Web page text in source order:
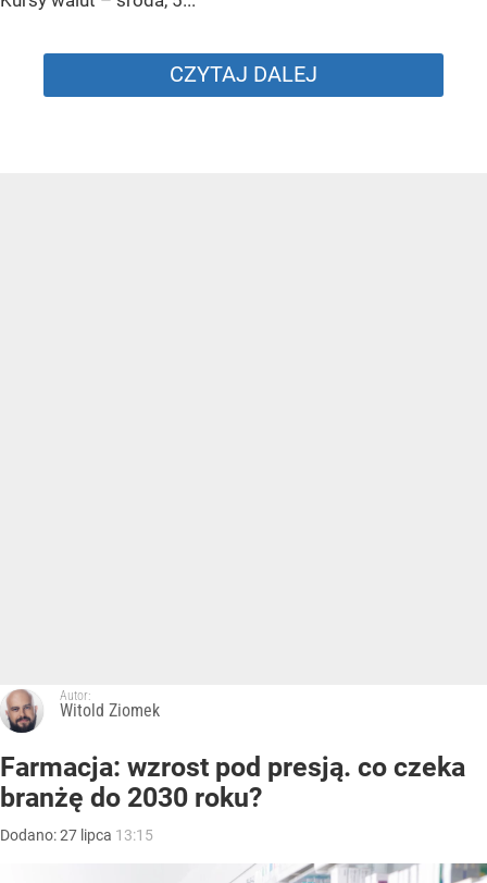
CZYTAJ DALEJ
Autor:
Witold Ziomek
Farmacja: wzrost pod presją. co czeka
branżę do 2030 roku?
Dodano:27 lipca 13:15